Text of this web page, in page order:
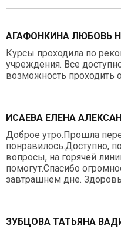
АГАФОНКИНА ЛЮБОВЬ
Курсы проходила по
учреждения. Все
возможность проходить
ИСАЕВА ЕЛЕНА
Доброе утро.Прошла
понравилось.Доступно,
вопросы, на горячей
помогут.Спасибо
завтрашнем дне.
ЗУБЦОВА ТАТЬЯНА